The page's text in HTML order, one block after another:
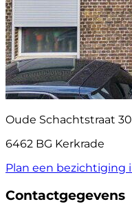
Oude Schachtstraat 30
6462 BG Kerkrade
Plan een bezichtiging
Contactgegevens